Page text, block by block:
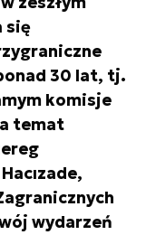
się
30 lat, tj.
komisje
temat
wydarzeń